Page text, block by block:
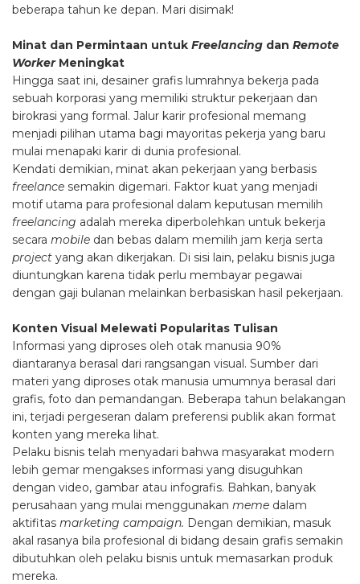
beberapa tahun ke depan. Mari disimak!
Minat dan Permintaan untuk Freelancing dan Remote
Worker Meningkat
Hingga saat ini, desainer grafis lumrahnya bekerja pada
sebuah korporasi yang memiliki struktur pekerjaan dan
birokrasi yang formal. Jalur karir profesional memang
menjadi pilihan utama bagi mayoritas pekerja yang baru
mulai menapaki karir di dunia profesional.
Kendati demikian, minat akan pekerjaan yang berbasis
freelance semakin digemari. Faktor kuat yang menjadi
motif utama para profesional dalam keputusan memilih
freelancing adalah mereka diperbolehkan untuk bekerja
secara mobile dan bebas dalam memilih jam kerja serta
project yang akan dikerjakan. Di sisi lain, pelaku bisnis juga
diuntungkan karena tidak perlu membayar pegawai
dengan gaji bulanan melainkan berbasiskan hasil pekerjaan.
Konten Visual Melewati Popularitas Tulisan
Informasi yang diproses oleh otak manusia 90%
diantaranya berasal dari rangsangan visual. Sumber dari
materi yang diproses otak manusia umumnya berasal dari
grafis, foto dan pemandangan. Beberapa tahun belakangan
ini, terjadi pergeseran dalam preferensi publik akan format
konten yang mereka lihat.
Pelaku bisnis telah menyadari bahwa masyarakat modern
lebih gemar mengakses informasi yang disuguhkan
dengan video, gambar atau infografis. Bahkan, banyak
perusahaan yang mulai menggunakan meme dalam
aktifitas marketing campaign. Dengan demikian, masuk
akal rasanya bila profesional di bidang desain grafis semakin
dibutuhkan oleh pelaku bisnis untuk memasarkan produk
mereka.